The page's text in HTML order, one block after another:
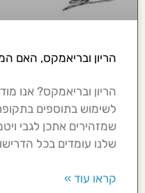
הריון ובריאמקס, האם
הריון ובריאמקס? אנו
לשימוש בתוספים
שלנו עומדים בכל
קראו עוד »